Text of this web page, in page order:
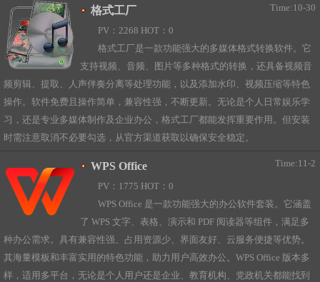
格式工厂 Time:10-30
PV：2268 HOT：0
格式工厂是一款功能强大的多媒体格式转换软件。它
支持视频、音频、图片等多种格式的转换，还具备视频音
频剪辑、提取、人声伴奏分离等处理功能，以及添加水印、视频压缩等特色
操作。软件免费且操作简单，兼容性强，不断更新。无论是个人日常娱乐学
习，还是专业多媒体制作及企业办公，格式工厂都能发挥重要作用。但安装
时需注意取消不必要勾选，从官方渠道获取以确保安全稳定。
WPS Office Time:11-2
PV：1775 HOT：0
WPS Office 是一款功能强大的办公软件套装。它涵盖
了 WPS 文字、表格、演示和 PDF 阅读器等组件，满足多
种办公需求。具有兼容性强、占用资源少、界面友好、云服务便捷等优势。
其海量模板和丰富实用的特色功能，助力用户高效办公。WPS Office 版本多
样，适用多平台，无论是个人用户还是企业、教育机构、党政机关都能找到